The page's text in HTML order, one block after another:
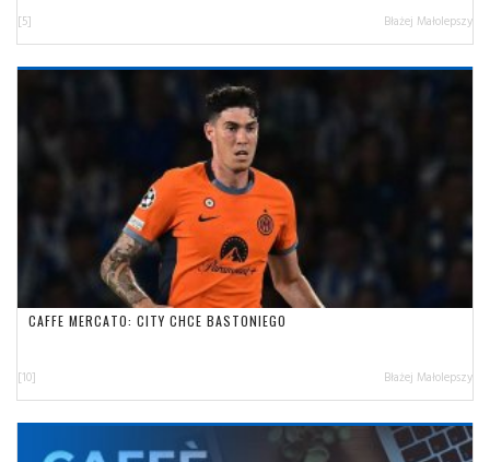
[5] Błażej Małolepszy
CAFFE MERCATO: CITY CHCE BASTONIEGO
[10] Błażej Małolepszy